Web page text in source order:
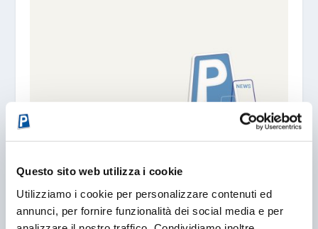
Questo sito web utilizza i cookie
Utilizziamo i cookie per personalizzare contenuti ed
annunci, per fornire funzionalità dei social media e per
05/06/2005